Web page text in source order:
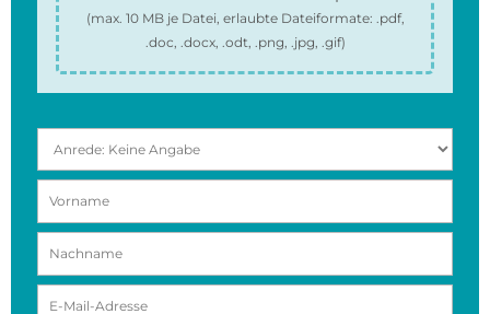
(max. 10 MBje Datei, erlaubte Dateiformate: .pdf,
.doc, .docx, .odt, .png, .jpg, .gif)